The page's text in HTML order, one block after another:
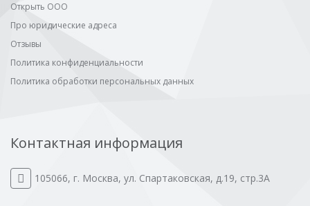
Открыть ООО
Про юридические адреса
Отзывы
Политика конфиденциальности
Политика обработки персональных данных
Контактная информация
105066, г. Москва, ул. Спартаковская, д.19, стр.3А